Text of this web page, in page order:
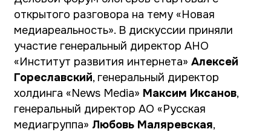
«Институт развития интернета»Алексей
Гореславский, генеральный директор
холдинга «News Media»Максим Иксанов,
генеральный директор АО «Русская
медиагруппа»Любовь Маляревская
заместитель генерального директора
«Газпром-медиа Холдинг»Александр
Моисееви наставник проекта «ТопБЛОГ»
Алексей Жирухин.